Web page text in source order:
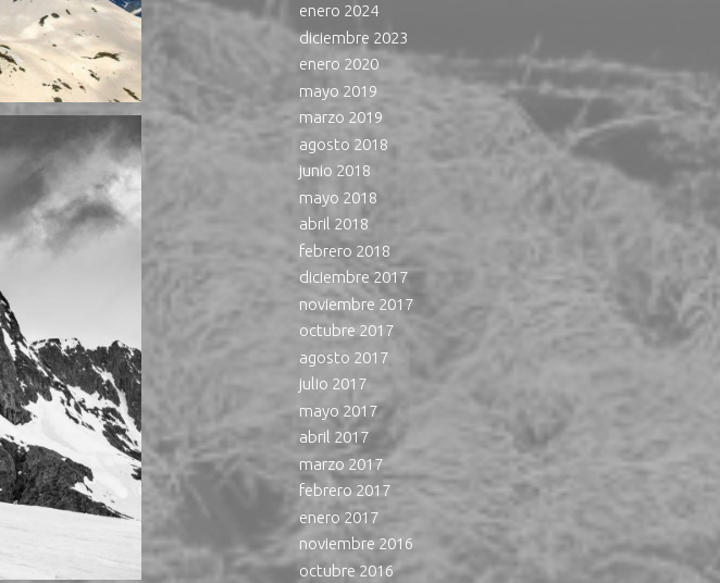
enero 2024
diciembre 2023
enero 2020
mayo 2019
marzo 2019
agosto 2018
junio 2018
mayo 2018
abril 2018
febrero 2018
diciembre 2017
noviembre 2017
octubre 2017
agosto 2017
julio 2017
mayo 2017
abril 2017
marzo 2017
febrero 2017
enero 2017
noviembre 2016
octubre 2016